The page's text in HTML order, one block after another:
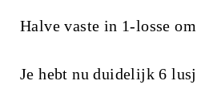
Halve vaste in 1-losse
Je hebt nu duidelijk 6